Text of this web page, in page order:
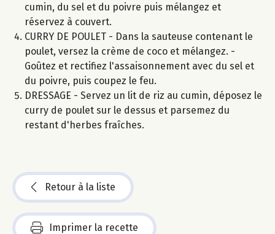
cumin, du sel et du poivre puis mélangez et
réservez à couvert.
CURRY DE POULET - Dans la sauteuse contenant le
poulet, versez la crème de coco et mélangez. -
Goûtez et rectifiez l'assaisonnement avec du sel et
du poivre, puis coupez le feu.
DRESSAGE - Servez un lit de riz au cumin, déposez le
curry de poulet sur le dessus et parsemez du
restant d'herbes fraîches.
Retour à la liste
Imprimer la recette